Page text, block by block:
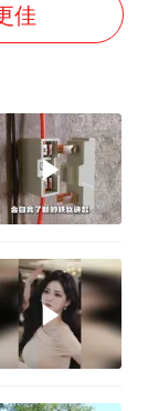
2026
少13.19万
泰国：高度重视中国游客旅游体验
构建更高水平的全民健身公共服务体系
佳